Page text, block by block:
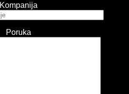
Kompanija
Poruka